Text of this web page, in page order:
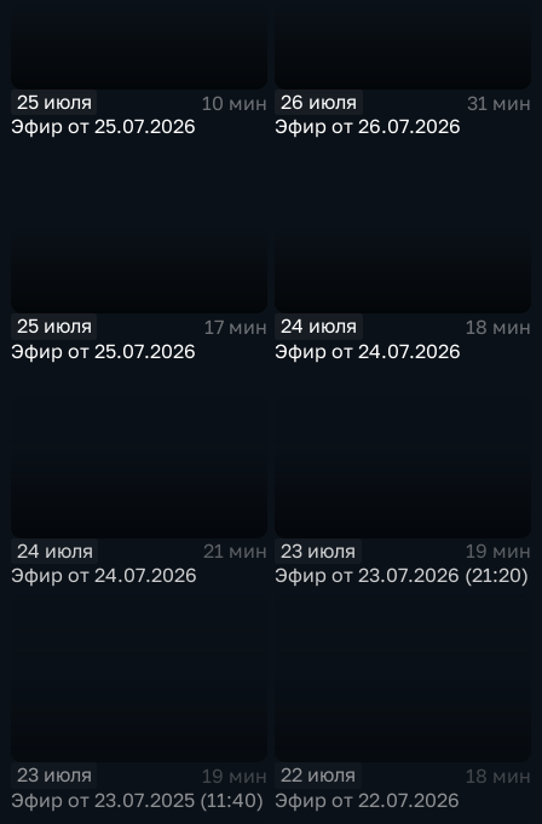
25 июля
10 мин
Эфир от 25.07.2026
26 июля
31 мин
Эфир от 26.07.2026
25 июля
17 мин
Эфир от 25.07.2026
24 июля
18 мин
Эфир от 24.07.2026
24 июля
21 мин
Эфир от 24.07.2026
23 июля
19 мин
Эфир от 23.07.2026 (21:20)
23 июля
19 мин
Эфир от 23.07.2025 (11:40)
22 июля
18 мин
Эфир от 22.07.2026